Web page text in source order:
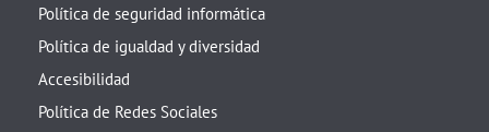
Política de seguridad informática
Política de igualdad y diversidad
Accesibilidad
Política de Redes Sociales